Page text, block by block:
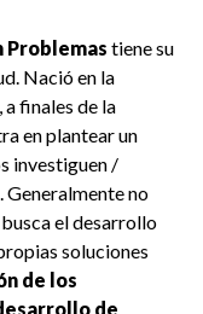
Problemas tiene su
Nació en la
finales de la
en plantear un
investiguen /
Generalmente no
el desarrollo
soluciones
de los
de